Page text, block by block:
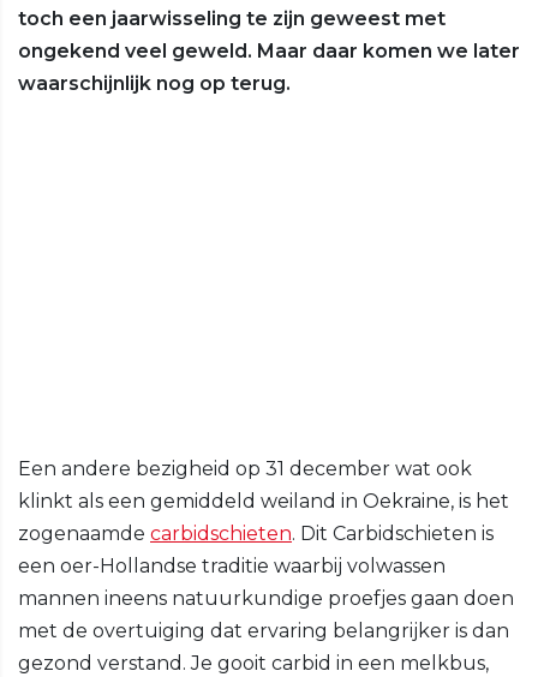
toch een jaarwisseling te zijn geweest met
ongekend veel geweld. Maar daar komen we later
waarschijnlijk nog op terug.
Een andere bezigheid op 31 december wat ook
klinkt als een gemiddeld weiland in Oekraine, is het
zogenaamde carbidschieten. Dit Carbidschieten is
een oer-Hollandse traditie waarbij volwassen
mannen ineens natuurkundige proefjes gaan doen
met de overtuiging dat ervaring belangrijker is dan
gezond verstand. Je gooit carbid in een melkbus,